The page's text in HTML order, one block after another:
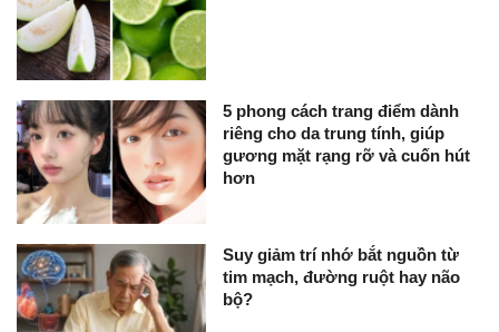
5 phong cách trang điểm dành
riêng cho da trung tính, giúp
gương mặt rạng rỡ và cuốn hút
hơn
Suy giảm trí nhớ bắt nguồn từ
tim mạch, đường ruột hay não
bộ?